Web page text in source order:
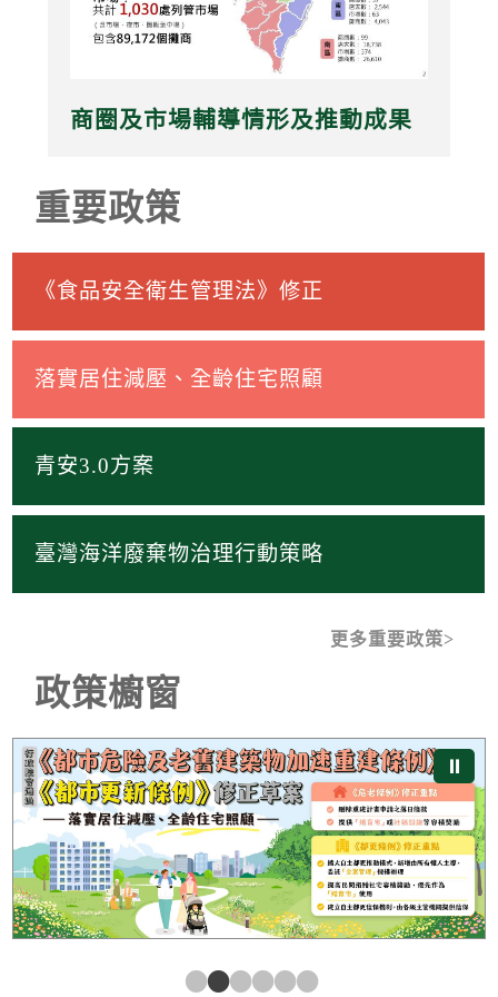
商圈及市場輔導情形及推動成果
重要政策
《食品安全衛生管理法》修正
落實居住減壓、全齡住宅照顧
青安3.0方案
臺灣海洋廢棄物治理行動策略
更多重要政策
政策櫥窗
⏸
《都市危險及老舊建築物加速重建條例》及《都市更新條